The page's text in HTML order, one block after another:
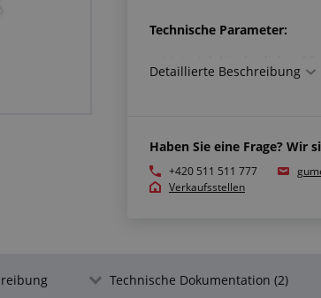
Technische Parameter:
geschweißt
Arbeitstemperatur: -5 °C/
Farbe: schwarz-rot
Weitere Informationen:
Detaillierte Beschreibung
Haben Sie eine Frage? Wir
+420 511 511 777
Verkaufsstellen
Technische Dokumentation (2)